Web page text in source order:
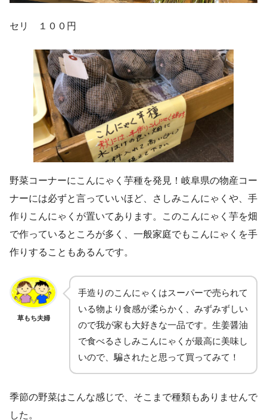
セリ １００円
野菜コーナーにこんにゃく芋種を発見！岐阜県の物産コー
ナーには必ずと言っていいほど、さしみこんにゃくや、手
作りこんにゃくが置いてあります。このこんにゃく芋を畑
で作っているところが多く、一般家庭でもこんにゃくを手
作りすることもあるんです。
草もち夫婦
手造りのこんにゃくはスーパーで売られて
いる物より食感が柔らかく、みずみずしい
ので我が家も大好きな一品です。生姜醤油
で食べるさしみこんにゃくが最高に美味し
いので、騙されたと思って買ってみて！
季節の野菜はこんな感じで、そこまで種類もありませんで
した。